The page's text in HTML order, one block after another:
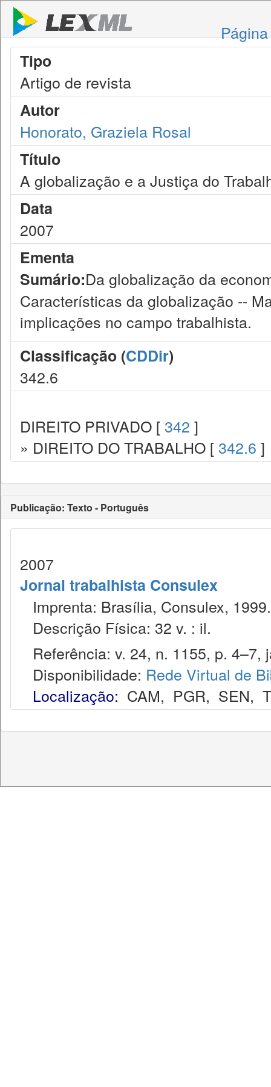
Tipo
Artigo de revista
Autor
Honorato, Graziela Rosal
Título
A globalização e a Justiça do
Data
2007
Ementa
Sumário:Da globalização da
Características da globalização --
implicações no campo trabalhista.
Classificação (CDDir)
342.6
DIREITO PRIVADO [ 342 ]
» DIREITO DO TRABALHO [ 342.6 ]
Publicação: Texto - Português
2007
Jornal trabalhista Consulex
Imprenta: Brasília, Consulex, 1999.
Descrição Física: 32 v. : il.
Referência: v. 24, n. 1155, p. 4–7,
Disponibilidade: Rede Virtual de
Localização: CAM, PGR, SEN,